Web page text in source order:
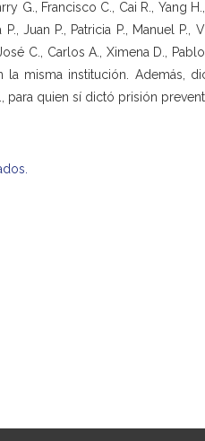
G., Francisco C., Cai R., Yang
Juan P., Patricia P., Manuel P.,
C., Carlos A., Ximena D.,
la misma institución. Además,
quien sí dictó prisión